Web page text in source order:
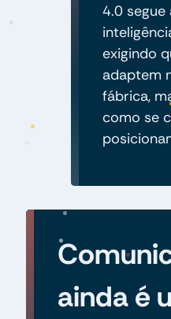
4.0 segue
exigindo
adaptem
fábrica,
como se
ainda é